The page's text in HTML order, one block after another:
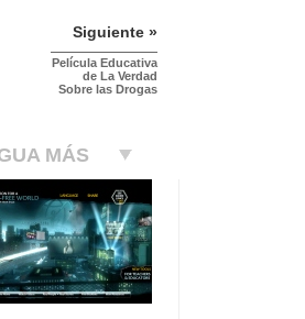
Siguiente »
Película Educativa
de La Verdad
Sobre las Drogas
MÁS